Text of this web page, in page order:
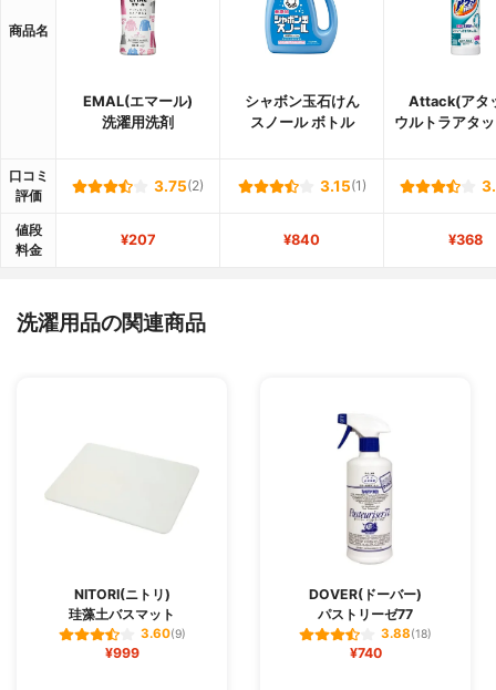
商品名
EMAL(エマール)
洗濯用洗剤
シャボン玉石けん
スノール ボトル
Attack(アタ
ウルトラアタ
口コミ
評価
3.75(2) 3.15(1)
値段
料金
¥207 ¥840 ¥368
洗濯用品の関連商品
NITORI(ニトリ)
珪藻土バスマット
3.60(9)
¥999
DOVER(ドーバー)
パストリーゼ77
3.88(18)
¥740